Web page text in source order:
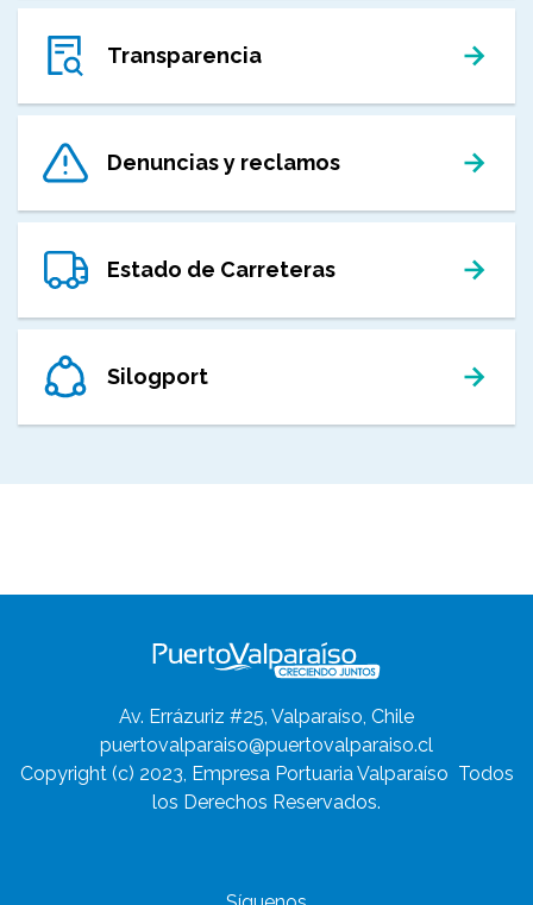
Transparencia
Denuncias y reclamos
Estado de Carreteras
Silogport
Av. Errázuriz #25, Valparaíso, Chile
puertovalparaiso@puertovalparaiso.cl
Copyright (c) 2023, Empresa Portuaria Valparaíso Todos
los Derechos Reservados.